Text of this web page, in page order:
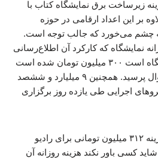
زیرساخت برق نمایشگاه کتاب با
بر این اعداد ارقامی در حوزه
چشم می‌خورد که جالب توجه است.
نمایشگاه که کارکرد آن اطلاع‌رسانی
و بازنمایی رویدادهای نمایشگاه است ۳۰۰ میلیون تومان شده است
که باید درباره کارکرد آن سوال پرسید. همچنین ۹ میلیارد و ششصد
اجرایی طی یازده روز برگزاری
نکته جالب در این گزارش هزینه ۳۱۲ میلیون تومانی برای رادیو
کسی باور نکند هزینه روزانه آن